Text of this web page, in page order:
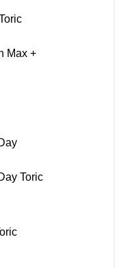
Max +
Toric